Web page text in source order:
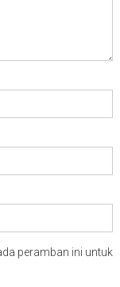
peramban ini untuk